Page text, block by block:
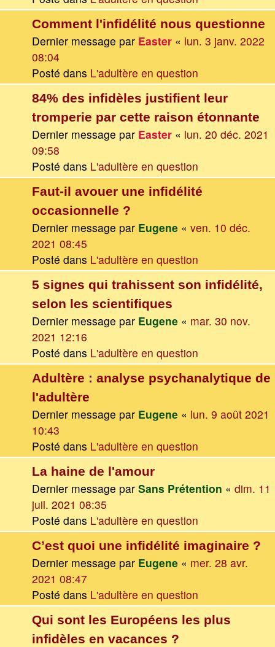
Comment l'infidélité nous questionne
Dernier message par Easter « lun. 3 janv. 2022
08:04
Posté dans L'adultère en question
84% des infidèles justifient leur
tromperie par cette raison étonnante
Dernier message par Easter « lun. 20 déc. 2021
09:58
Posté dans L'adultère en question
Faut-il avouer une infidélité
occasionnelle ?
Dernier message par Eugene « ven. 10 déc.
2021 08:45
Posté dans L'adultère en question
5 signes qui trahissent son infidélité,
selon les scientifiques
Dernier message par Eugene « mar. 30 nov.
2021 12:16
Posté dans L'adultère en question
Adultère : analyse psychanalytique de
l'adultère
Dernier message par Eugene « lun. 9 août 2021
10:43
Posté dans L'adultère en question
La haine de l'amour
Dernier message par Sans Prétention « dim. 11
juil. 2021 08:35
Posté dans L'adultère en question
C’est quoi une infidélité imaginaire ?
Dernier message par Eugene « mer. 28 avr.
2021 08:47
Posté dans L'adultère en question
Qui sont les Européens les plus
infidèles en vacances ?